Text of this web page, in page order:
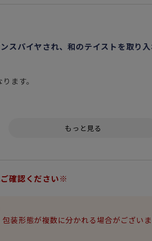
スパイヤされ、和のテイストを取り
ます。
バッハー氏が共同でデザインしました。
確認ください※
装形態が複数に分かれる場合がございま